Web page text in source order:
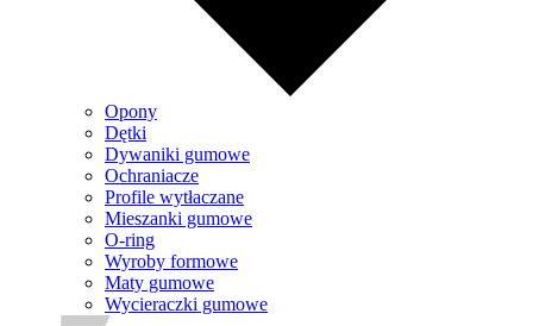
Opony
Dętki
Dywaniki gumowe
Ochraniacze
Profile wytłaczane
Mieszanki gumowe
O-ring
Wyroby formowe
Maty gumowe
Wycieraczki gumowe